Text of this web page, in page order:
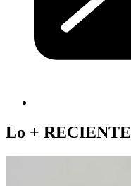
Lo + RECIENTE